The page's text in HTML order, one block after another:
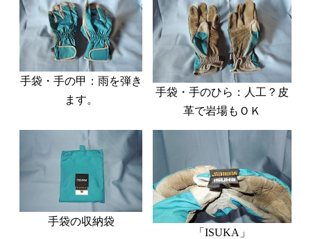
手袋・手の甲：雨を弾き
ます。
手袋・手のひら：人工？皮
革で岩場もＯＫ
手袋の収納袋
「ISUKA」